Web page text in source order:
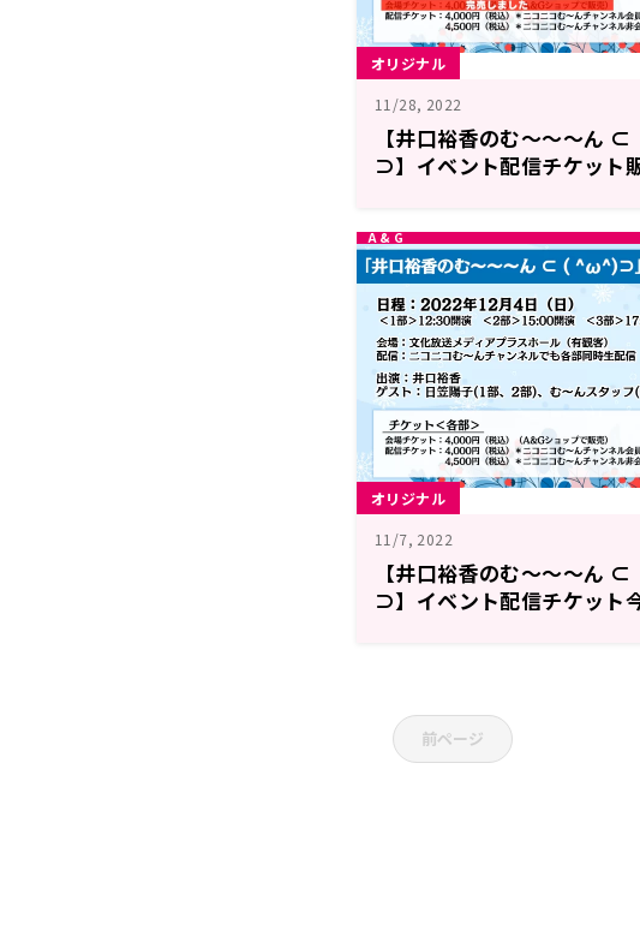
オリジナル
11/28, 2022
【井口裕香のむ～～～ん
⊃】イベント配信チケット
オリジナル
11/7, 2022
【井口裕香のむ～～～ん
⊃】イベント配信チケット
前ページ